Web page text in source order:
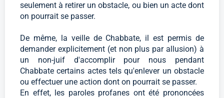
seulement à retirer un obstacle, ou bien un acte dont
on pourrait se passer.
De même, la veille de Chabbate, il est permis de
demander explicitement (et non plus par allusion) à
un non-juif d'accomplir pour nous pendant
Chabbate certains actes tels qu'enlever un obstacle
ou effectuer une action dont on pourrait se passer.
En effet, les paroles profanes ont été prononcées